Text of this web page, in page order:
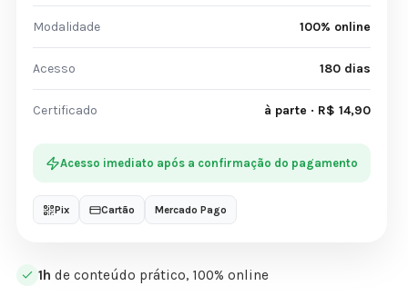
1h de conteúdo prático, 100% online
Modalidade 100% online
Acesso 180 dias
Certificado à parte · R$ 14,90
Acesso imediato após a confirmação do pagamento
Pix Cartão Mercado Pago